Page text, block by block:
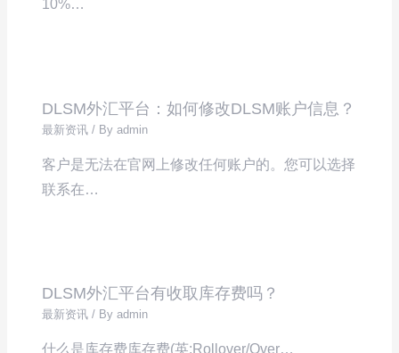
10%…
DLSM外汇平台：如何修改DLSM账户信息？
最新资讯 / Byadmin
客户是无法在官网上修改任何账户的。您可以选择
联系在…
DLSM外汇平台有收取库存费吗？
最新资讯 / Byadmin
什么是库存费库存费(英:Rollover/Over…